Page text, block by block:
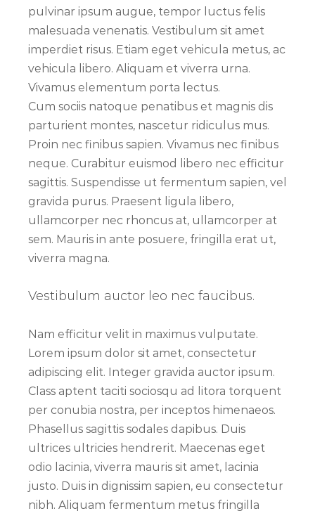
pulvinar ipsum augue, tempor luctus felis
malesuada venenatis. Vestibulum sit amet
imperdiet risus. Etiam eget vehicula metus, ac
vehicula libero. Aliquam et viverra urna.
Vivamus elementum porta lectus.
Cum sociis natoque penatibus et magnis dis
parturient montes, nascetur ridiculus mus.
Proin nec finibus sapien. Vivamus nec finibus
neque. Curabitur euismod libero nec efficitur
sagittis. Suspendisse ut fermentum sapien, vel
gravida purus. Praesent ligula libero,
ullamcorper nec rhoncus at, ullamcorper at
sem. Mauris in ante posuere, fringilla erat ut,
viverra magna.
Vestibulum auctor leo nec faucibus.
Nam efficitur velit in maximus vulputate.
Lorem ipsum dolor sit amet, consectetur
adipiscing elit. Integer gravida auctor ipsum.
Class aptent taciti sociosqu ad litora torquent
per conubia nostra, per inceptos himenaeos.
Phasellus sagittis sodales dapibus. Duis
ultrices ultricies hendrerit. Maecenas eget
odio lacinia, viverra mauris sit amet, lacinia
justo. Duis in dignissim sapien, eu consectetur
nibh. Aliquam fermentum metus fringilla